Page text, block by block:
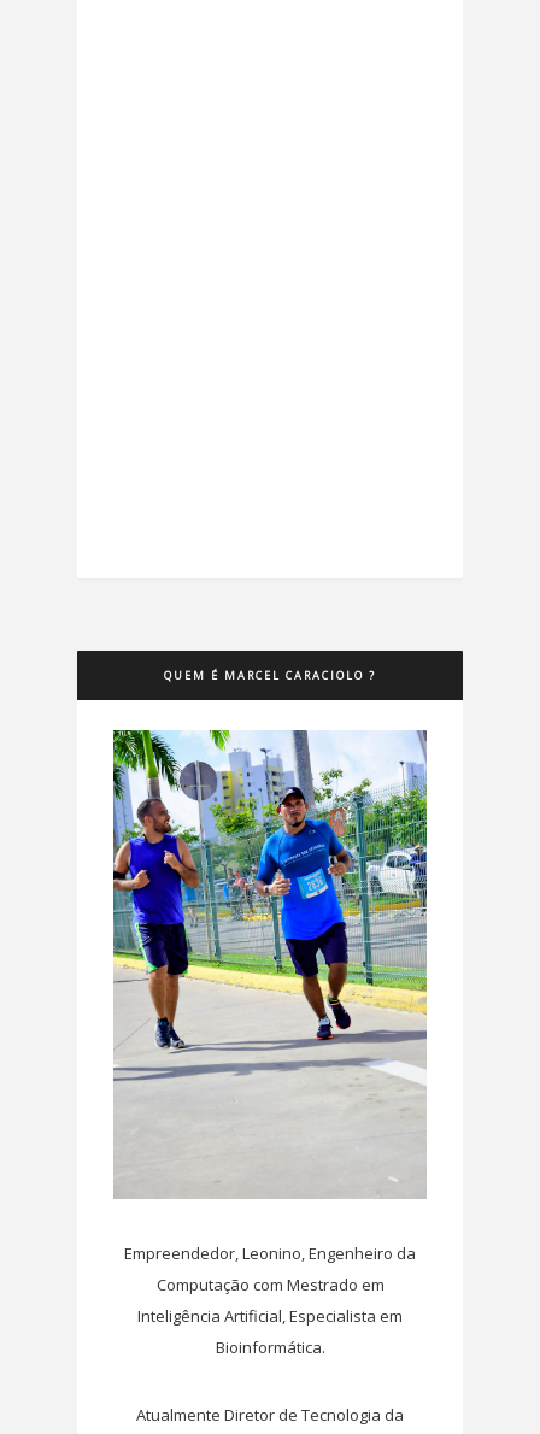
QUEM É MARCEL CARACIOLO ?
Empreendedor, Leonino, Engenheiro da
Computação com Mestrado em
Inteligência Artificial, Especialista em
Bioinformática.
Atualmente Diretor de Tecnologia da